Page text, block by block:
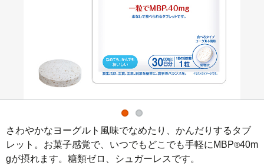
さわやかなヨーグルト風味でなめたり、かんだりするタブ
レット。お菓子感覚で、いつでもどこでも手軽にMBP®40m
gが摂れます。糖類ゼロ、シュガーレスです。